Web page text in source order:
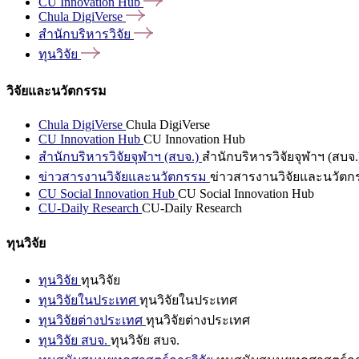
Chula DigiVerse
สำนักบริหารวิจัย
ทุนวิจัย
วิจัยและนวัตกรรม
Chula DigiVerse Chula DigiVerse
CU Innovation Hub CU Innovation Hub
สำนักบริหารวิจัยจุฬาฯ (สบจ.) สำนักบริหารวิจัยจุฬาฯ (สบจ
ข่าวสารงานวิจัยและนวัตกรรม ข่าวสารงานวิจัยและนวัตก
CU Social Innovation Hub CU Social Innovation Hub
CU-Daily Research CU-Daily Research
ทุนวิจัย
ทุนวิจัย ทุนวิจัย
ทุนวิจัยในประเทศ ทุนวิจัยในประเทศ
ทุนวิจัยต่างประเทศ ทุนวิจัยต่างประเทศ
ทุนวิจัย สบจ. ทุนวิจัย สบจ.